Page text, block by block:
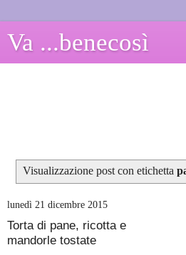
Va ...benecosì
Visualizzazione post con etichetta
lunedì 21 dicembre 2015
Torta di pane, ricotta e
mandorle tostate